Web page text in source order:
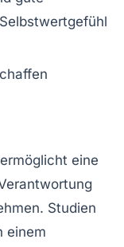
eine
Studien
einem